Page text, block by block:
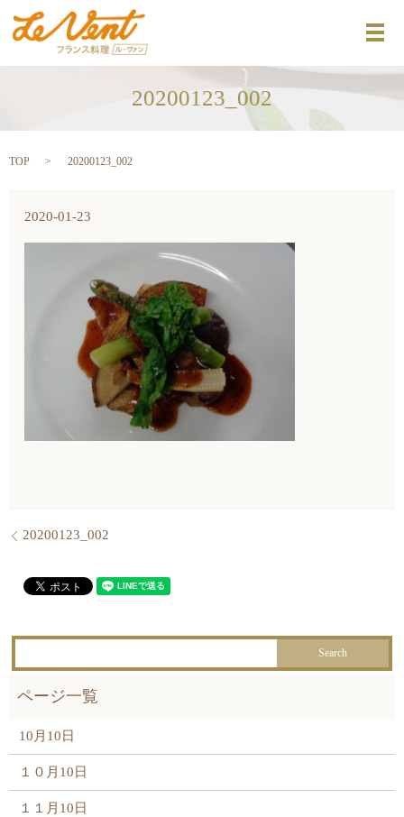
メ
20200123_002
TOP 20200123_002
2020-01-23
20200123_002
10月10日
１０月10日
１１月10日